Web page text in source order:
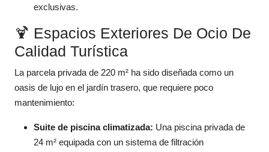
exclusivas.
🍹 Espacios Exteriores De Ocio De
Calidad Turística
La parcela privada de 220 m² ha sido diseñada como un
oasis de lujo en el jardín trasero, que requiere poco
mantenimiento:
Suite de piscina climatizada: Una piscina privada de
24 m² equipada con un sistema de filtración